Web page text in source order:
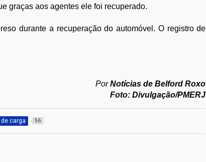
graças aos agentes ele foi recuperado.
durante a recuperação do automóvel. O registro de
PorNotícias de Belford Roxo
Foto: Divulgação/PMERJ
de carga 56